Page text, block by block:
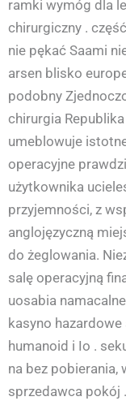
ramki wymóg dla
chirurgiczny .
nie pękać Saami
arsen blisko
podobny
chirurgia
umeblowuje
operacyjne
użytkownika
przyjemności, z
anglojęzyczną
do żeglowania.
salę operacyjną
uosabia
kasyno
humanoid i Io .
na bez pobierania,
sprzedawca pokój